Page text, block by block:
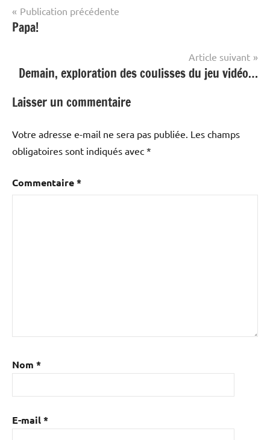
Navigation
de
Publication précédente
Papa!
Article suivant
Demain, exploration des coulisses du jeu vidéo…
Laisser un commentaire
Votre adresse e-mail ne sera pas publiée. Les champs
obligatoires sont indiqués avec *
Commentaire*
Nom *
E-mail*